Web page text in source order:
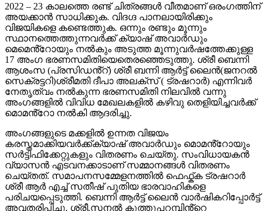
2022 – 23 കാലത്തെ രണ്ട് ചിത്രങ്ങൾ വീതമാണ് ഒരംഗത്തിന്
അയക്കാൻ സാധിക്കുക. വിദഗ്ദ പാനലായിരിക്കും
വിജയികളെ കണ്ടെത്തുക. ഒന്നും രണ്ടും മൂന്നും
സ്ഥാനത്തെത്തുന്നവർക്ക് ക്യാഷ് അവാർഡും
മെമെൻ്റോയും നൽകും അടുത്ത മൂന്നുവർഷത്തേക്കുള്ള
17 അംഗ ഭരണസമിതിയെതെരഞ്ഞെടുത്തു. ശ്രീ ബെന്നി
ആശംസ (പ്രസിഡൻ്റ്) ശ്രീ ബന്നി ആർട്ട് ലൈൻ(ജനറൽ
സെക്രട്ടറി)ശ്രീമതി ദീപാ അലക്സ് ( ട്രഷറാർ) എന്നിവർ
നേതൃത്വം നൽകുന്ന ഭരണസമിതി നിലവിൽ വന്നു
അംഗങ്ങളിൽ വിവിധ മേഖലകളിൽ കഴിവു തെളിയിച്ചവർക്ക്
മൊമൻ്റോ നൽകി ആദരിച്ചു.
അംഗങ്ങളുടെ മക്കളിൽ ഉന്നത വിജയം
കരസ്തമാക്കിയവർക്ക്ക്യാഷ് അവാർഡും മൊമൻ്റോയും
സർട്ടിഫിക്കേറ്റുകളും വിതരണം ചെയ്തു. സംവിധായകൻ
വ്യാസൻ എടവനക്കാടാണ് സമ്മാനങ്ങൾ വിതരണം
ചെയ്തത്. സമാപനസമ്മേളനത്തിൽ ഫെഫ്ക്ക ട്രഷറാർ
ശ്രീ ആർ എച്ച് സതീഷ് പുതിയ ഭാരവാഹികളെ
പരിചയപ്പെടുത്തി. ബെന്നി ആർട്ട് ലൈൻ വാർഷികറിപ്പോർട്ട്
അവതരിപ്പിച്ചു. ശ്രീ.സനൽ കുത്തുപറമ്പിൻ്റെ